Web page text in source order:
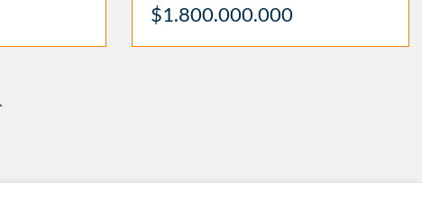
$1.800.000.000